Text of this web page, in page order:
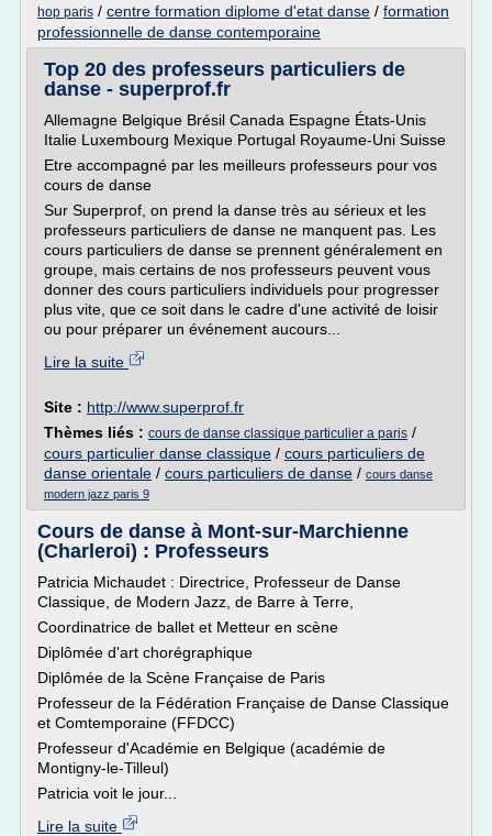
hop paris / centre formation diplome d'etat danse / formation
professionnelle de danse contemporaine
Top 20 des professeurs particuliers de
danse - superprof.fr
Allemagne Belgique Brésil Canada Espagne États-Unis
Italie Luxembourg Mexique Portugal Royaume-Uni Suisse
Etre accompagné par les meilleurs professeurs pour vos
cours de danse
Sur Superprof, on prend la danse très au sérieux et les
professeurs particuliers de danse ne manquent pas. Les
cours particuliers de danse se prennent généralement en
groupe, mais certains de nos professeurs peuvent vous
donner des cours particuliers individuels pour progresser
plus vite, que ce soit dans le cadre d'une activité de loisir
ou pour préparer un événement aucours...
Lire la suite
Site : http://www.superprof.fr
Thèmes liés : cours de danse classique particulier a paris /
cours particulier danse classique / cours particuliers de
danse orientale / cours particuliers de danse / cours danse
modern jazz paris 9
Cours de danse à Mont-sur-Marchienne
(Charleroi) : Professeurs
Patricia Michaudet : Directrice, Professeur de Danse
Classique, de Modern Jazz, de Barre à Terre,
Coordinatrice de ballet et Metteur en scène
Diplômée d'art chorégraphique
Diplômée de la Scène Française de Paris
Professeur de la Fédération Française de Danse Classique
et Comtemporaine (FFDCC)
Professeur d'Académie en Belgique (académie de
Montigny-le-Tilleul)
Patricia voit le jour...
Lire la suite